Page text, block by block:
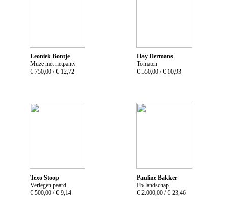
Leoniek Bontje
Muze met netpanty
€ 750,00 / € 12,72
Hay Hermans
Tomaten
€ 550,00 / € 10,93
Texo Stoop
Verlegen paard
€ 500,00 / € 9,14
Pauline Bakker
Eb landschap
€ 2.000,00 / € 23,46